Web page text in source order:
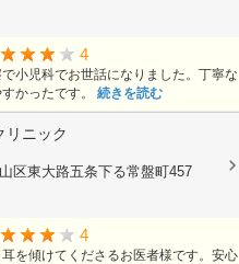
4
小児科でお世話になりました。丁寧な
かったです。 続きを読む
リニック
区東大路五条下る常盤町457
4
を傾けてくださるお医者様です。安心